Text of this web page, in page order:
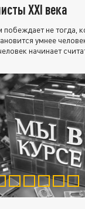
XXI века
не тогда,
умнее
начинает